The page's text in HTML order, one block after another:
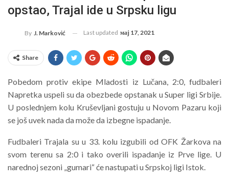
opstao, Trajal ide u Srpsku ligu
By J. Marković Last updated мај 17, 2021
Share
Pobedom protiv ekipe Mladosti iz Lučana, 2:0, fudbaleri
Napretka uspeli su da obezbede opstanak u Super ligi Srbije.
U poslednjem kolu Kruševljani gostuju u Novom Pazaru koji
se još uvek nada da može da izbegne ispadanje.
Fudbaleri Trajala su u 33. kolu izgubili od OFK Žarkova na
svom terenu sa 2:0 i tako overili ispadanje iz Prve lige. U
narednoj sezoni „gumari“ će nastupati u Srpskoj ligi Istok.